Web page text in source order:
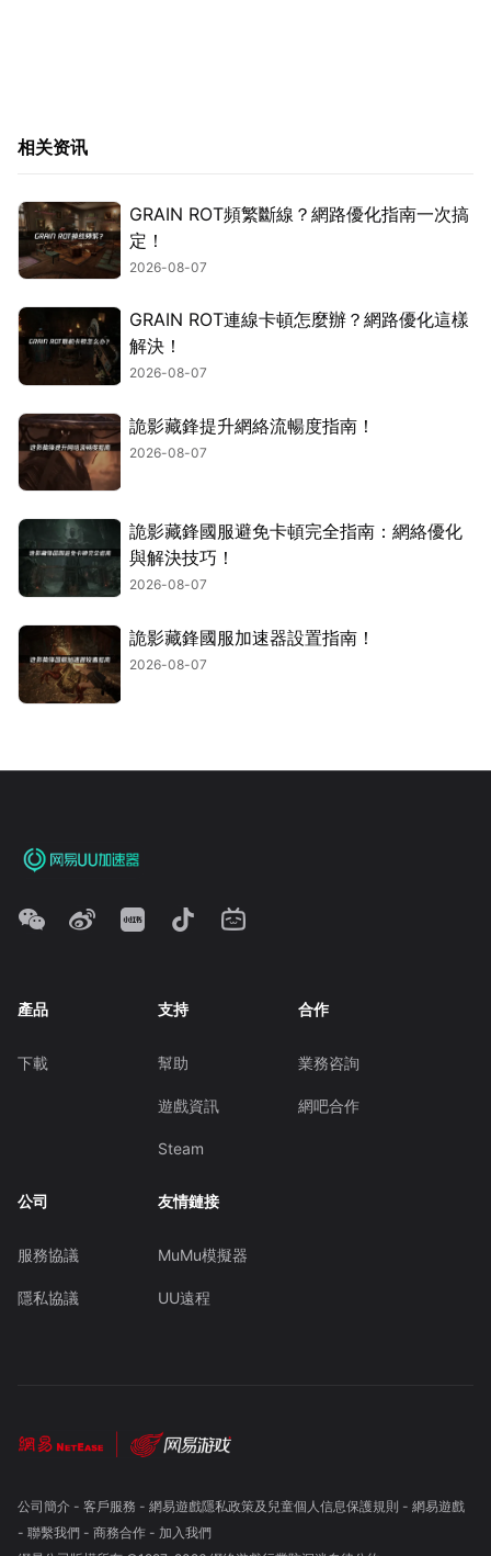
相关资讯
GRAIN ROT頻繁斷線？網路優化指南一次搞
定！
2026-08-07
GRAIN ROT連線卡頓怎麼辦？網路優化這樣
解決！
2026-08-07
詭影藏鋒提升網絡流暢度指南！
2026-08-07
詭影藏鋒國服避免卡頓完全指南：網絡優化
與解決技巧！
2026-08-07
詭影藏鋒國服加速器設置指南！
2026-08-07
產品
下載
支持
幫助
遊戲資訊
Steam
合作
業務咨詢
網吧合作
公司
服務協議
隱私協議
友情鏈接
MuMu模擬器
UU遠程
公司簡介- 客戶服務 - 網易遊戲隱私政策及兒童個人信息保護規則 - 網易遊戲
- 聯繫我們- 商務合作- 加入我們